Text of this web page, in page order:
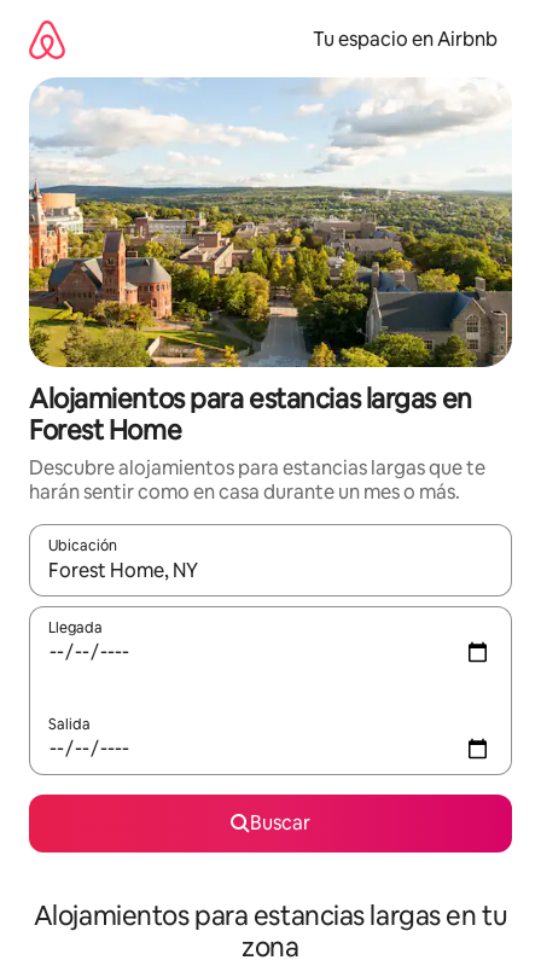
contenido
Tu espacio en Airbnb
Alojamientos para estancias largas en
Forest Home
Descubre alojamientos para estancias largas que te
harán sentir como en casa durante un mes o más.
Ubicación
Cuando los resultados estén disponibles, podrás navegar
Llegada
Salida
Buscar
Alojamientos para estancias largas en tu
zona